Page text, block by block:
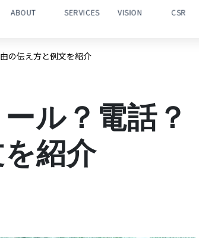
ABOUT SERVICES VISION CSR
の伝え方と例文を紹介
ル？電話？
紹介